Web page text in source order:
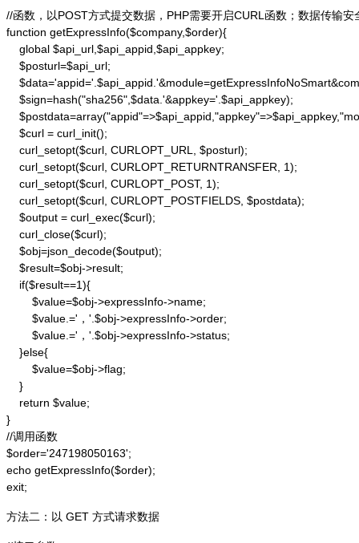
//函数，以POST方式提交数据，PHP需要开启CURL函数；数据传输安
function getExpressInfo($company,$order){
    global $api_url,$api_appid,$api_appkey;
    $posturl=$api_url;
    $sign=hash("sha256",$data.'&appkey='.$api_appkey);
    $curl = curl_init();
    curl_setopt($curl, CURLOPT_URL, $posturl);
    curl_setopt($curl, CURLOPT_RETURNTRANSFER, 1);
    curl_setopt($curl, CURLOPT_POST, 1);
    curl_setopt($curl, CURLOPT_POSTFIELDS, $postdata);
    $output = curl_exec($curl);
    curl_close($curl);
    $obj=json_decode($output);
    $result=$obj->result;
    if($result==1){
        $value=$obj->expressInfo->name;
        $value.='，'.$obj->expressInfo->order;
        $value.='，'.$obj->expressInfo->status;
    }else{
        $value=$obj->flag;
    }
    return $value;
}
//调用函数
$order='247198050163';
echo getExpressInfo($order);
exit;
方法二：以 GET 方式请求数据